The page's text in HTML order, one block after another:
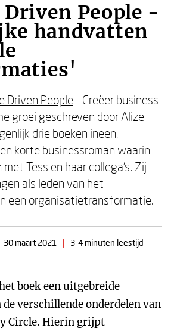
Driven People -
handvatten
Driven People– Creëer business
groei geschreven door Alize
drie boeken ineen.
korte businessroman waarin
Tess en haar collega’s. Zij
als leden van het
een organisatietransformatie.
30 maart 2021 | 3-4 minuten leestijd
boek een uitgebreide
verschillende onderdelen van
Circle. Hierin grijpt